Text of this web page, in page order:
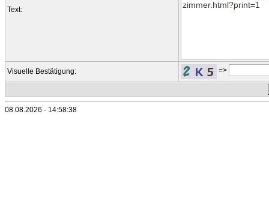
Text:
Visuelle Bestätigung: =>
08.08.2026 - 14:58:38